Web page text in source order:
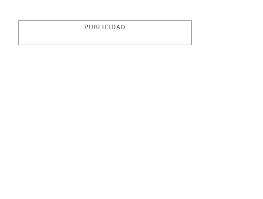
PUBLICIDAD